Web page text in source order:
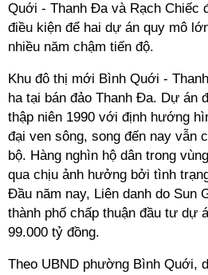
Quới - Thanh Đa và Rạch Chiếc
điều kiện để hai dự án quy mô
nhiều năm chậm tiến độ.
Khu đô thị mới Bình Quới -
ha tại bán đảo Thanh Đa. Dự án
thập niên 1990 với định hướng
đại ven sông, song đến nay vẫn
bộ. Hàng nghìn hộ dân trong
qua chịu ảnh hưởng bởi tình
Đầu năm nay, Liên danh do Sun
thành phố chấp thuận đầu tư dự
99.000 tỷ đồng.
Theo UBND phường Bình Quới,